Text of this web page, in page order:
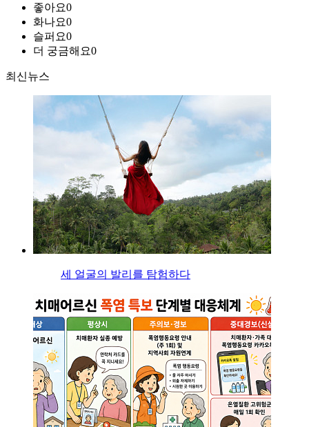
좋아요0
화나요0
슬퍼요0
더 궁금해요0
최신뉴스
세 얼굴의 발리를 탐험하다